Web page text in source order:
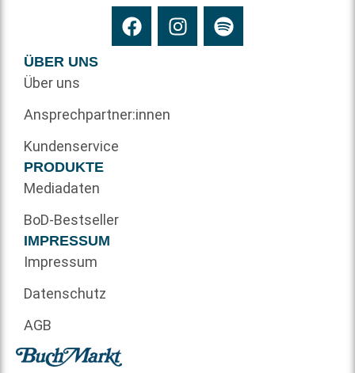
ÜBER UNS
Über uns
Ansprechpartner:innen
Kundenservice
PRODUKTE
Mediadaten
BoD-Bestseller
IMPRESSUM
Impressum
Datenschutz
AGB